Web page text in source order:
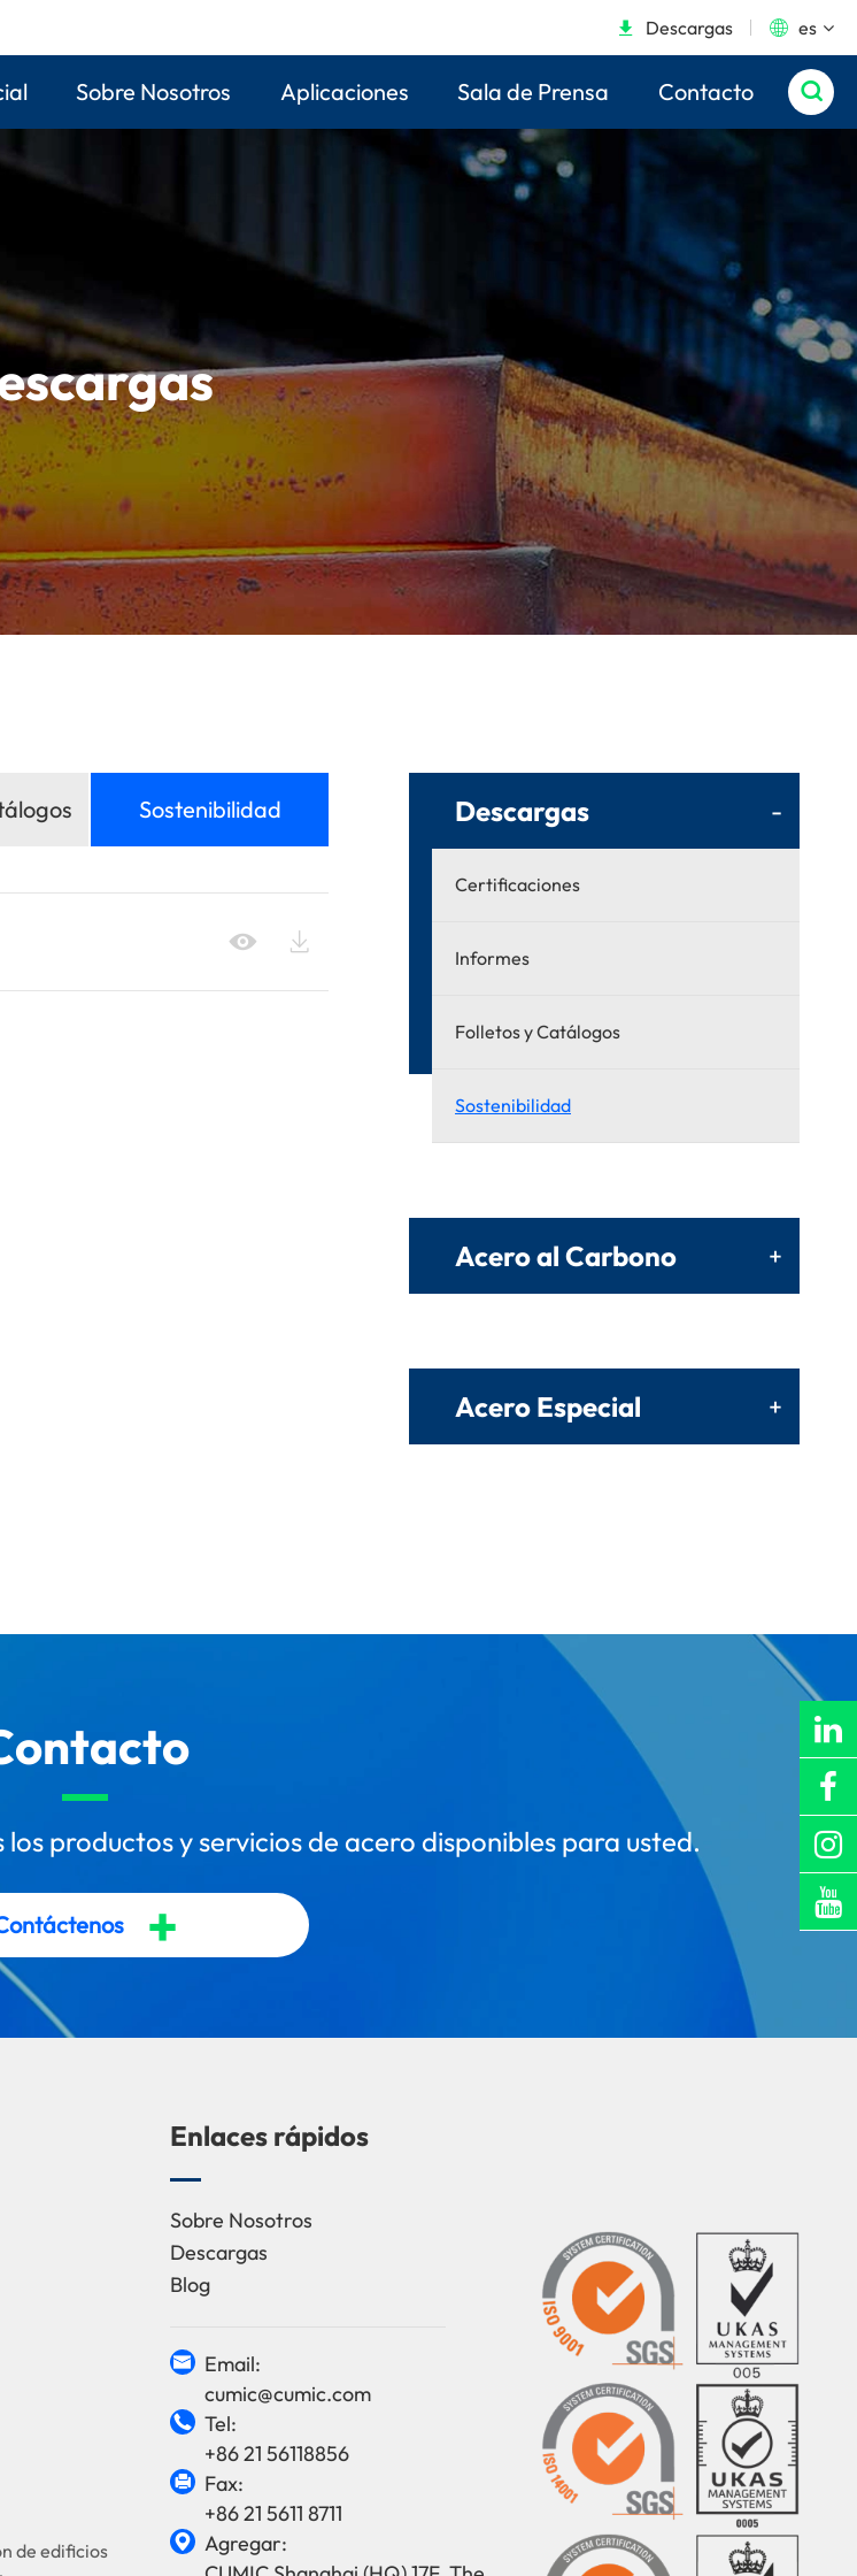
 Descargas  es
Sobre Nosotros Aplicaciones Sala de Prensa Contacto 
Sostenibilidad
 
Descargas -
Certificaciones
Informes
Folletos y Catálogos
Sostenibilidad
Acero al Carbono +
Acero Especial +
productos y servicios de acero disponibles para usted.
+
de edificios
Enlaces rápidos
Sobre Nosotros
Descargas
Blog

Email:
cumic@cumic.com

Tel:
+86 21 56118856

Fax:
+86 21 5611 8711

Agregar: